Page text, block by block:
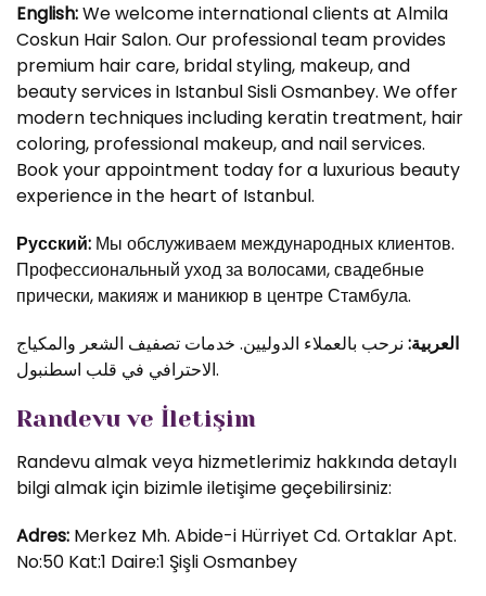
English:We welcome international clients at Almila
Coskun Hair Salon. Our professional team provides
premium hair care, bridal styling, makeup, and
beauty services in Istanbul Sisli Osmanbey. We offer
modern techniques including keratin treatment, hair
coloring, professional makeup, and nail services.
Book your appointment today for a luxurious beauty
experience in the heart of Istanbul.
Русский: Мы обслуживаем международных клиентов.
Профессиональный уход за волосами, свадебные
прически, макияж и маникюр в центре Стамбула.
العربية: نرحب بالعملاء الدوليين. خدمات تصفيف الشعر والمكياج
الاحترافي في قلب اسطنبول.
Randevu ve İletişim
Randevu almak veya hizmetlerimiz hakkında detaylı
bilgi almak için bizimle iletişime geçebilirsiniz:
Adres: Merkez Mh. Abide-i Hürriyet Cd. Ortaklar Apt.
No:50 Kat:1 Daire:1 Şişli Osmanbey